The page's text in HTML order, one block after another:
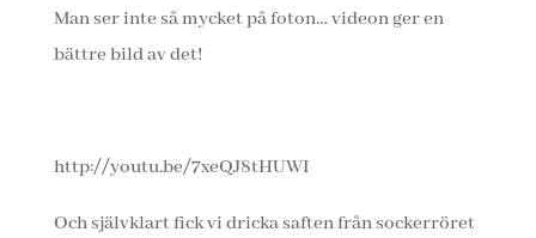
Man ser inte så mycket på foton… videon ger en
bättre bild av det!
http://youtu.be/7xeQJ8tHUWI
Och självklart fick vi dricka saften från sockerröret